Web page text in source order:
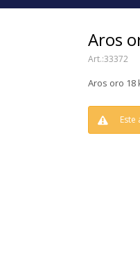
Aros
33372
Aros oro 18